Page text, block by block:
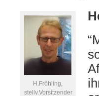
H.Fröhling,
stellv.Vorsitzender